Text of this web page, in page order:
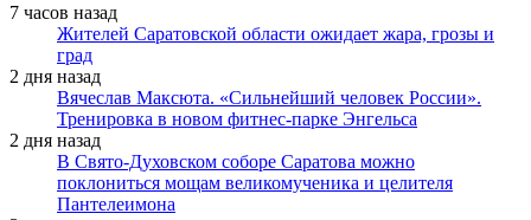
7 часов назад
Жителей Саратовской области ожидает жара, грозы и
град
2 дня назад
Вячеслав Максюта. «Сильнейший человек России».
Тренировка в новом фитнес-парке Энгельса
2 дня назад
В Свято-Духовском соборе Саратова можно
поклониться мощам великомученика и целителя
Пантелеимона